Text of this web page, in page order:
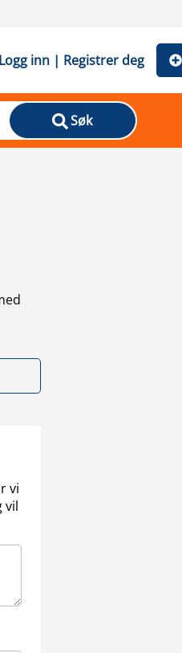
Logg inn | Registrer deg
Søk
vi
vil